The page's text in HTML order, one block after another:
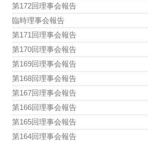
第172回理事会報告
臨時理事会報告
第171回理事会報告
第170回理事会報告
第169回理事会報告
第168回理事会報告
第167回理事会報告
第166回理事会報告
第165回理事会報告
第164回理事会報告